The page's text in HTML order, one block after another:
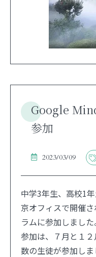
Google
参加
2023/03/09
中学3年生、高校1
京オフィスで開催
ラムに参加しまし
参加は、７月と１
数の生徒が参加しま